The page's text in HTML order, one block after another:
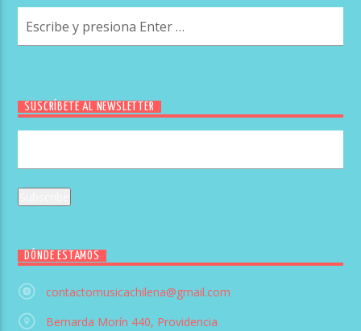
SUSCRÍBETE AL NEWSLETTER
DÓNDE ESTAMOS
contactomusicachilena@gmail.com
Bernarda Morín 440, Providencia